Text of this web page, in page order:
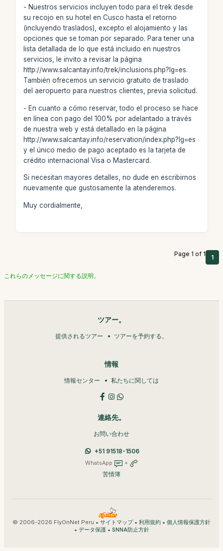
- Nuestros servicios incluyen todo para el trek desde
su recojo en su hotel en Cusco hasta el retorno
(incluyendo traslados), excepto el alojamiento y las
opciones que se toman por separado. Para tener una
lista detallada de lo que está incluido en nuestros
servicios, le invito a revisar la página
http://www.salcantay.info/trek/inclusions.php?lg=es.
También ofrecemos un servicio gratuito de traslado
del aeropuerto para nuestros clientes, previa solicitud.
- En cuanto a cómo reservar, todo el proceso se hace
en línea con pago del 100% por adelantado a través
de nuestra web y está detallado en la página
http://www.salcantay.info/reservation/index.php?lg=es
y el único medio de pago aceptado es la tarjeta de
crédito internacional Visa o Mastercard.
Si necesitan mayores detalles, no dude en escribirnos
nuevamente que gustosamente la atenderemos.
Muy cordialmente,
Page 1 of 1 1
これらのメッセージに関する説明。
ツアー。
提供されるツアー ツアーを予約する。
情報
情報センター 私たちに関しては
連絡先。
お問い合わせ
+51 91518-1506
WhatsApp +
苦情簿
© 2006-2026 FlyOnNet Peru • サイトマップ• 利用規約 • 個人情報保護方針
• データ保護• SNNA防止方針